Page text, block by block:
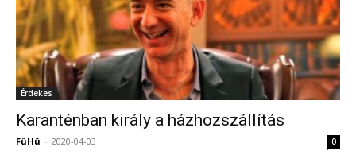
Érdekes
Karanténban király a házhozszállítás
FüHü - 2020-04-03 0